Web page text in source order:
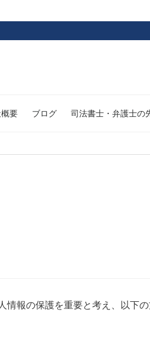
要 ブログ 司法書士・弁護士の
報の保護を重要と考え、以下